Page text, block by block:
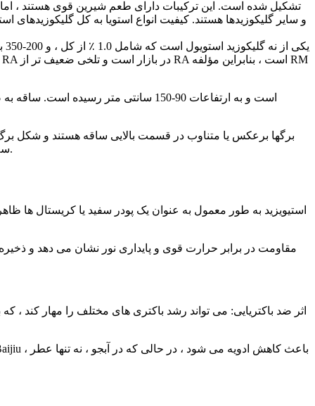
برگها برعکس یا متناوب در قسمت بالایی ساقه هستند و شکل
سه رگ مجزا هستند. به عنوان محل اصلی ذخیره سازی گلیکوزید استویول ، آنها به طور قابل توجهی شیرین تر از سایر قسمت های گیاه هستند.
استیویزید به طور معمول به عنوان یک پودر سفید یا کریستال